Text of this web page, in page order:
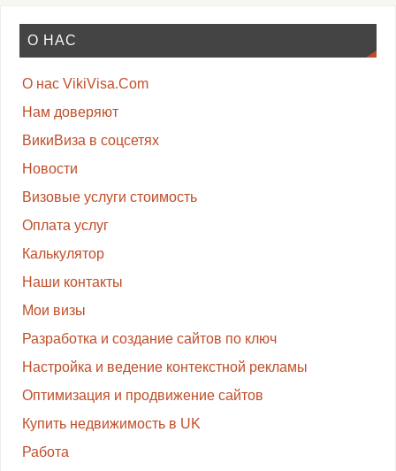
О НАС
О нас VikiVisa.Com
Нам доверяют
ВикиВиза в соцсетях
Новости
Визовые услуги стоимость
Оплата услуг
Калькулятор
Наши контакты
Мои визы
Разработка и создание сайтов по ключ
Настройка и ведение контекстной рекламы
Оптимизация и продвижение сайтов
Купить недвижимость в UK
Работа